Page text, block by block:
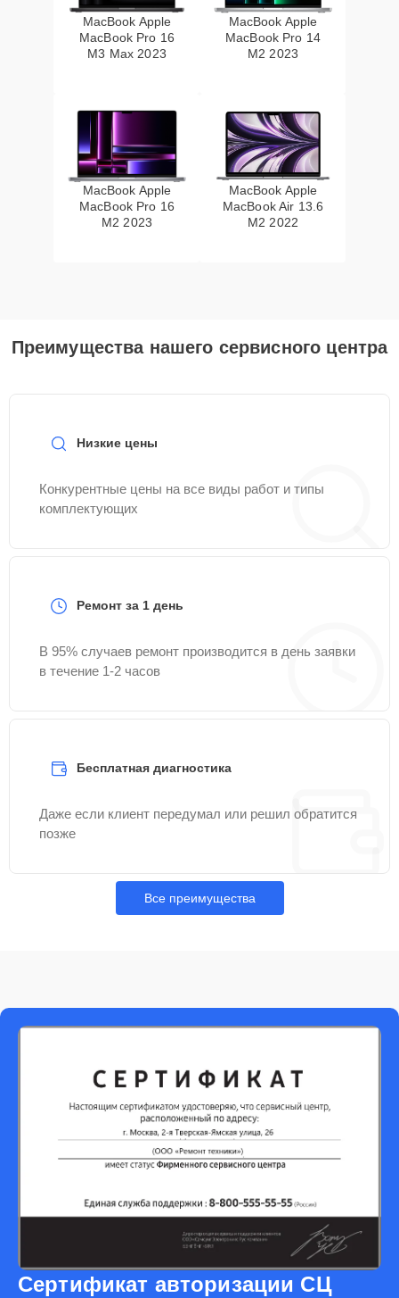
MacBook Apple
MacBook Pro 16
M3 Max 2023
MacBook Apple
MacBook Pro 14
M2 2023
MacBook Apple
MacBook Pro 16
M2 2023
MacBook Apple
MacBook Air 13.6
M2 2022
Преимущества нашего сервисного центра
Низкие цены
Конкурентные цены на все виды работ и типы
комплектующих
Ремонт за 1 день
В 95% случаев ремонт производится в день заявки
в течение 1-2 часов
Бесплатная диагностика
Даже если клиент передумал или решил обратится
позже
Все преимущества
Сертификат авторизации СЦ